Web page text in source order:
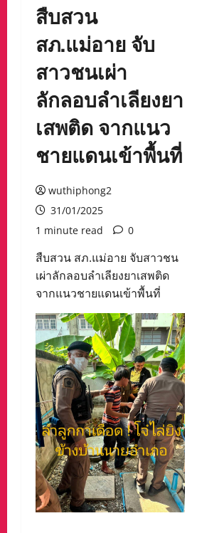
สืบสวน
สภ.แม่อาย จับ
สาวชนเผ่า
ลักลอบลำเลียงยา
เสพติด จากแนว
ชายแดนเข้าพื้นที่
wuthiphong2
31/01/2025
1 minute read
0
สืบสวน สภ.แม่อาย จับสาวชน
เผ่าลักลอบลำเลียงยาเสพติด
จากแนวชายแดนเข้าพื้นที่